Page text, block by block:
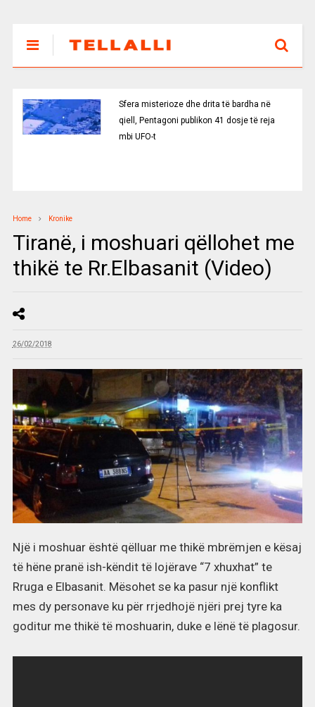
Sfera misterioze dhe drita të bardha në
qiell, Pentagoni publikon 41 dosje të reja
mbi UFO-t
Home Kronike
Tiranë, i moshuari qëllohet me
thikë te Rr.Elbasanit (Video)
26/02/2018
Një i moshuar është qëlluar me thikë mbrëmjen e kësaj
të hëne pranë ish-këndit të lojërave “7 xhuxhat” te
Rruga e Elbasanit. Mësohet se ka pasur një konflikt
mes dy personave ku për rrjedhojë njëri prej tyre ka
goditur me thikë të moshuarin, duke e lënë të plagosur.